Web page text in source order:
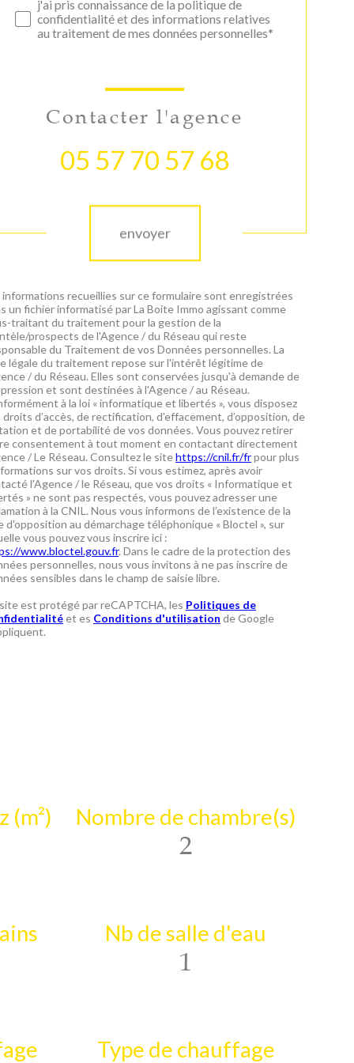
j'ai pris connaissance de la politique de
confidentialité et des informations relatives
au traitement de mes données personnelles*
Contacter l'agence
05 57 70 57 68
envoyer
informations recueillies sur ce formulaire sont enregistrées
un fichier informatisé par La Boite Immo agissant comme
traitant du traitement pour la gestion de la
prospects de l'Agence / du Réseau qui reste
du Traitement de vos Données personnelles. La
légale du traitement repose sur l'intérêt légitime de
/ du Réseau. Elles sont conservées jusqu'à demande de
et sont destinées à l'Agence / au Réseau.
à la loi « informatique et libertés », vous disposez
droits d’accès, de rectification, d’effacement, d’opposition, de
et de portabilité de vos données. Vous pouvez retirer
consentement à tout moment en contactant directement
/ Le Réseau. Consultez le sitehttps://cnil.fr/frpour plus
sur vos droits. Si vous estimez, après avoir
l'Agence / le Réseau, que vos droits « Informatique et
» ne sont pas respectés, vous pouvez adresser une
à la CNIL. Nous vous informons de l’existence de la
d'opposition au démarchage téléphonique « Bloctel », sur
vous pouvez vous inscrire ici :
www.bloctel.gouv.fr. Dans le cadre de la protection des
personnelles, nous vous invitons à ne pas inscrire de
sensibles dans le champ de saisie libre.
est protégé par reCAPTCHA, les Politiques de
et es Conditions d'utilisation de Google
(m²) Nombre de chambre(s)
2
Nb de salle d'eau
1
Type de chauffage